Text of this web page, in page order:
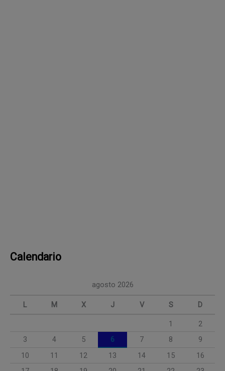
Calendario
agosto 2026
L M X J V S D
1
2
3
4 5 6 7 8
9
10
11 12 13 14 15
16